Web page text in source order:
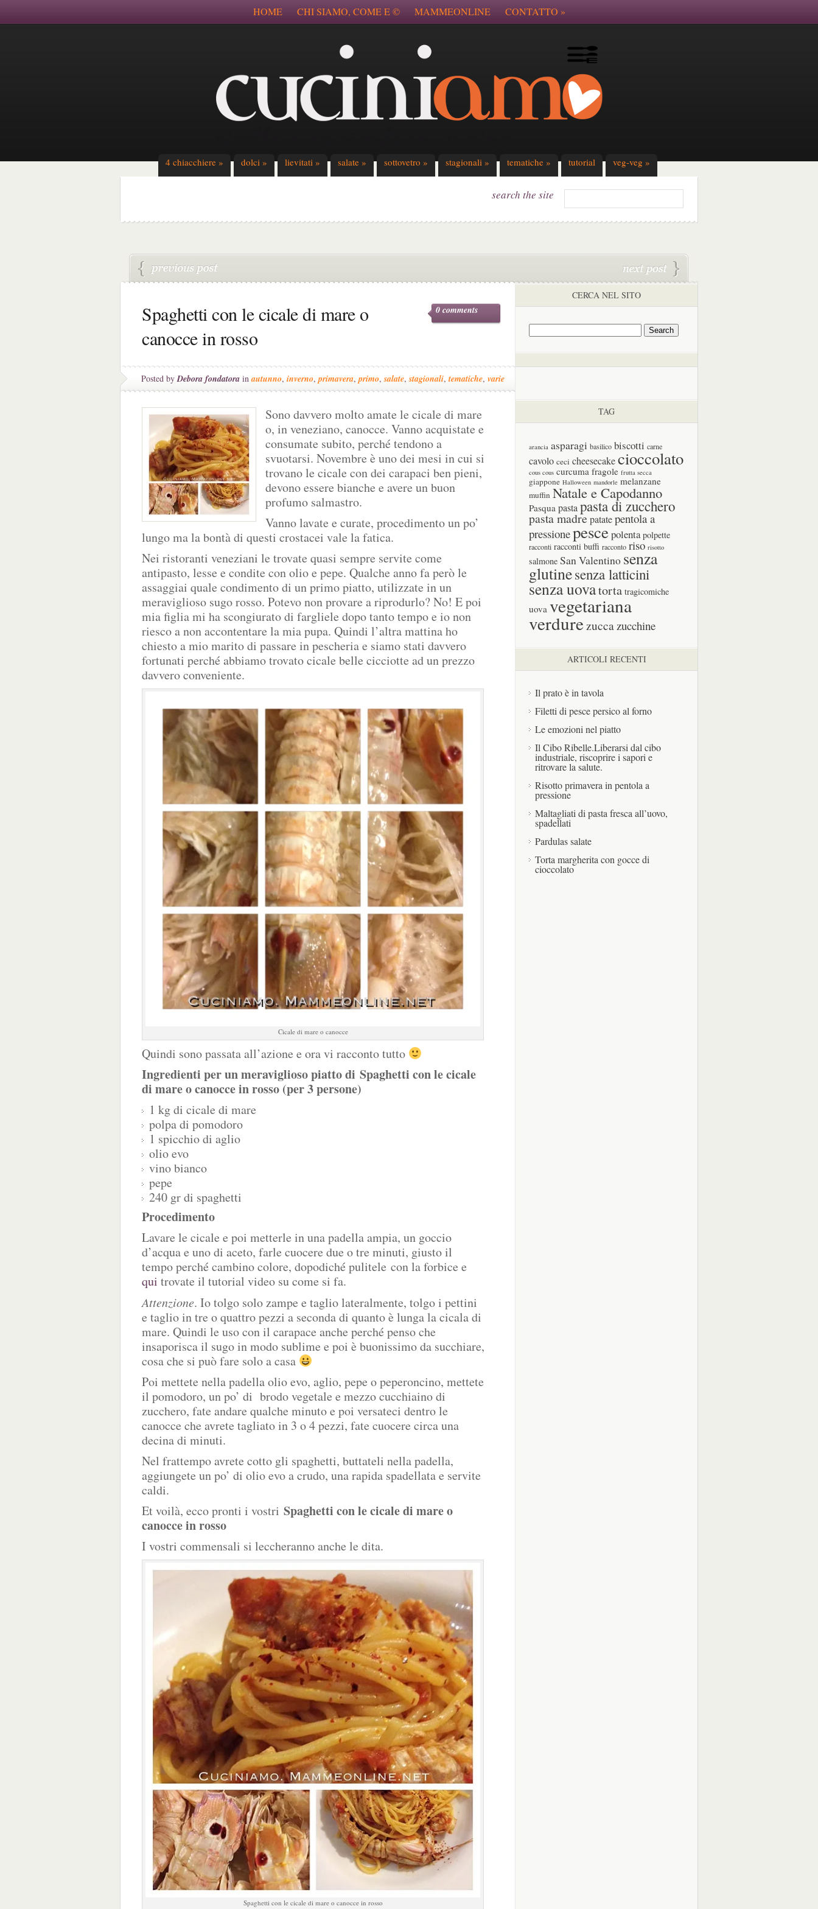
HOME CHI SIAMO, COME E © MAMMEONLINE CONTATTO »
4 chiacchiere » dolci » lievitati » salate » sottovetro » stagionali » tematiche » tutorial veg-veg »
search the site
Spaghetti con le cicale di mare o
canocce in rosso
0 comments
Posted byDebora fondatora inautunno, inverno,primavera,primo,salate,stagionali, tematiche, varie
Sono davvero molto amate le cicale di mare
o, in veneziano, canocce. Vanno acquistate e
consumate subito, perché tendono a
svuotarsi. Novembre è uno dei mesi in cui si
trovano le cicale con dei carapaci ben pieni,
devono essere bianche e avere un buon
profumo salmastro.
Vanno lavate e curate, procedimento un po’
lungo ma la bontà di questi crostacei vale la fatica.
Nei ristoranti veneziani le trovate quasi sempre servite come
antipasto, lesse e condite con olio e pepe. Qualche anno fa però le
assaggiai quale condimento di un primo piatto, utilizzate in un
meraviglioso sugo rosso. Potevo non provare a riprodurlo? No! E poi
mia figlia mi ha scongiurato di fargliele dopo tanto tempo e io non
riesco a non accontentare la mia pupa. Quindi l’altra mattina ho
chiesto a mio marito di passare in pescheria e siamo stati davvero
fortunati perché abbiamo trovato cicale belle cicciotte ad un prezzo
davvero conveniente.
Cicale di mare o canocce
Quindi sono passata all’azione e ora vi racconto tutto
Ingredienti per un meraviglioso piatto di Spaghetti con le cicale
di mare o canocce in rosso (per 3 persone)
1 kg di cicale di mare
polpa di pomodoro
1 spicchio di aglio
olio evo
vino bianco
pepe
240 gr di spaghetti
Procedimento
Lavare le cicale e poi metterle in una padella ampia, un goccio
d’acqua e uno di aceto, farle cuocere due o tre minuti, giusto il
tempo perché cambino colore, dopodiché pulitele con la forbice e
qui trovate il tutorial video su come si fa.
Attenzione. Io tolgo solo zampe e taglio lateralmente, tolgo i pettini
e taglio in tre o quattro pezzi a seconda di quanto è lunga la cicala di
mare. Quindi le uso con il carapace anche perché penso che
insaporisca il sugo in modo sublime e poi è buonissimo da succhiare,
cosa che si può fare solo a casa
Poi mettete nella padella olio evo, aglio, pepe o peperoncino, mettete
il pomodoro, un po’ di brodo vegetale e mezzo cucchiaino di
zucchero, fate andare qualche minuto e poi versateci dentro le
canocce che avrete tagliato in 3 o 4 pezzi, fate cuocere circa una
decina di minuti.
Nel frattempo avrete cotto gli spaghetti, buttateli nella padella,
aggiungete un po’ di olio evo a crudo, una rapida spadellata e servite
caldi.
Et voilà, ecco pronti i vostri Spaghetti con le cicale di mare o
canocce in rosso
I vostri commensali si leccheranno anche le dita.
Spaghetti con le cicale di mare o canocce in rosso
CERCA NEL SITO
TAG
arancia asparagi basilico biscotti carne
cavolo ceci cheesecakecioccolato
cous cous curcuma fragole frutta secca
giappone Halloween mandorle melanzane
muffin Natale e Capodanno
Pasqua pastapasta di zucchero
pasta madre patatepentola a
pressionepesce polenta polpette
racconti racconti buffi racconto riso risotto
salmone San Valentino senza
glutinesenza latticini
senza uovatorta tragicomiche
uova vegetariana
verdurezuccazucchine
ARTICOLI RECENTI
Il prato è in tavola
Filetti di pesce persico al forno
Le emozioni nel piatto
Il Cibo Ribelle.Liberarsi dal cibo
industriale, riscoprire i sapori e
ritrovare la salute.
Risotto primavera in pentola a
pressione
Maltagliati di pasta fresca all’uovo,
spadellati
Pardulas salate
Torta margherita con gocce di
cioccolato